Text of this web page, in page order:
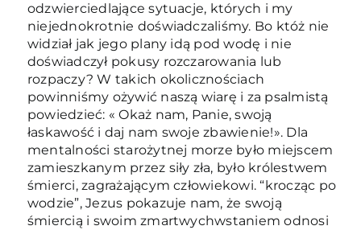
odzwierciedlające sytuacje, których i my
niejednokrotnie doświadczaliśmy. Bo któż nie
widział jak jego plany idą pod wodę i nie
doświadczył pokusy rozczarowania lub
rozpaczy? W takich okolicznościach
powinniśmy ożywić naszą wiarę i za psalmistą
powiedzieć: « Okaż nam, Panie, swoją
łaskawość i daj nam swoje zbawienie!». Dla
mentalności starożytnej morze było miejscem
zamieszkanym przez siły zła, było królestwem
śmierci, zagrażającym człowiekowi. “krocząc po
wodzie”, Jezus pokazuje nam, że swoją
śmiercią i swoim zmartwychwstaniem odnosi